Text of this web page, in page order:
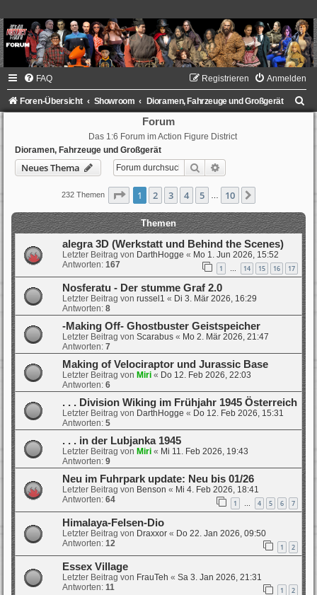
FAQ Anmelden
Registrieren
Foren-Übersicht Showroom Dioramen, Fahrzeuge und Großgerät
Forum
Das 1:6 Forum im Action Figure District
Dioramen, Fahrzeuge und Großgerät
Neues Thema Suche
232 Themen Seite 1von 10
1 2 3 4 5 10
Themen
alegra 3D (Werkstatt und Behind the Scenes)
Letzter Beitrag von DarthHogge « Mo 1. Jun 2026, 15:52
Antworten: 167 1 … 14 15 16 17
Nosferatu - Der stumme Graf 2.0
Letzter Beitrag von russel1 « Di 3. Mär 2026, 16:29
Antworten: 8
-Making Off- Ghostbuster Geistspeicher
Letzter Beitrag von Scarabus « Mo 2. Mär 2026, 21:47
Antworten: 7
Making of Velociraptor und Jurassic Base
Letzter Beitrag von Miri « Do 12. Feb 2026, 22:03
Antworten: 6
. . . Division Wiking im Frühjahr 1945 Österreich
Letzter Beitrag von DarthHogge « Do 12. Feb 2026, 15:31
Antworten: 5
. . . in der Lubjanka 1945
Letzter Beitrag von Miri « Mi 11. Feb 2026, 19:43
Antworten: 9
Neu im Fuhrpark update: Neu bis 01/26
Letzter Beitrag von Benson « Mi 4. Feb 2026, 18:41
Antworten: 64 1 4 5 6 7
Himalaya-Felsen-Dio
Letzter Beitrag von Draxxor « Do 22. Jan 2026, 09:50
Antworten: 12 1 2
Essex Village
Letzter Beitrag von FrauTeh « Sa 3. Jan 2026, 21:31
Antworten: 11 1 2